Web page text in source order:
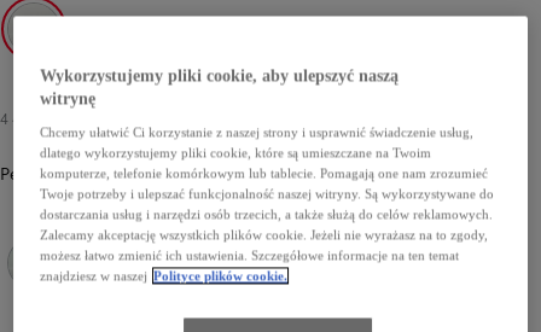
4 400 zł
Perłowy
Wykorzystujemy pliki cookie, aby ulepszyć naszą
witrynę
Chcemy ułatwić Ci korzystanie z naszej strony i usprawnić świadczenie usług,
dlatego wykorzystujemy pliki cookie, które są umieszczane na Twoim
komputerze, telefonie komórkowym lub tablecie. Pomagają one nam zrozumieć
Twoje potrzeby i ulepszać funkcjonalność naszej witryny. Są wykorzystywane do
dostarczania usług i narzędzi osób trzecich, a także służą do celów reklamowych.
Zalecamy akceptację wszystkich plików cookie. Jeżeli nie wyrażasz na to zgody,
możesz łatwo zmienić ich ustawienia. Szczegółowe informacje na ten temat
znajdziesz w naszej Polityce plików cookie.